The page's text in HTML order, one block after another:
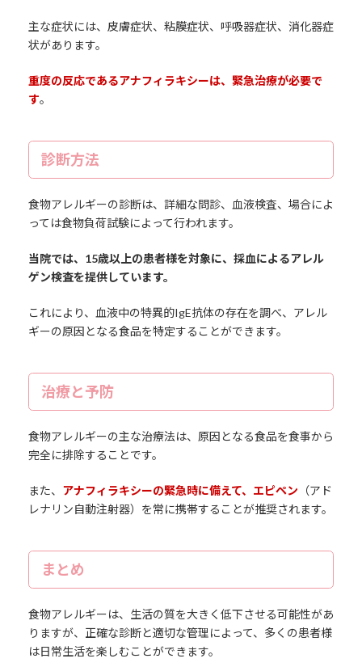
主な症状には、皮膚症状、粘膜症状、呼吸器症状、消化器症
状があります。
重度の反応であるアナフィラキシーは、緊急治療が必要で
す。
診断方法
食物アレルギーの診断は、詳細な問診、血液検査、場合によ
っては食物負荷試験によって行われます。
当院では、15歳以上の患者様を対象に、採血によるアレル
ゲン検査を提供しています。
これにより、血液中の特異的IgE抗体の存在を調べ、アレル
ギーの原因となる食品を特定することができます。
治療と予防
食物アレルギーの主な治療法は、原因となる食品を食事から
完全に排除することです。
また、 アナフィラキシーの緊急時に備えて、エピペン （アド
レナリン自動注射器）を常に携帯することが推奨されます。
まとめ
食物アレルギーは、生活の質を大きく低下させる可能性があ
りますが、正確な診断と適切な管理によって、多くの患者様
は日常生活を楽しむことができます。